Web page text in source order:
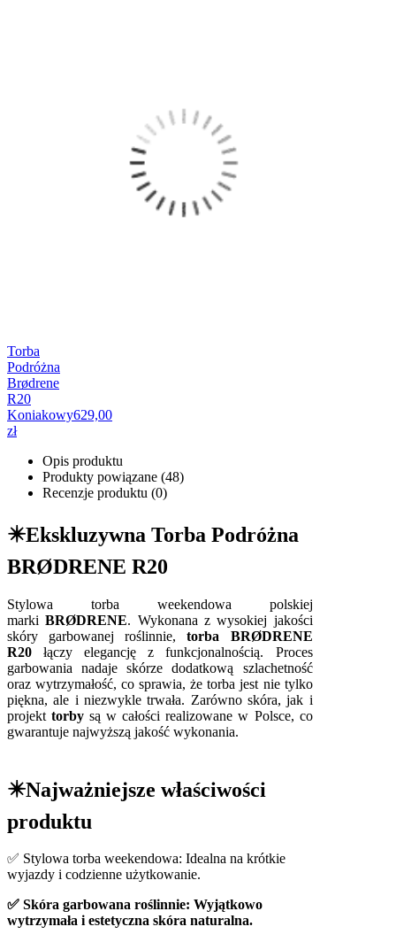
Torba
Podróżna
Brødrene
R20
Koniakowy629,00
zł
Opis produktu
Produkty powiązane (48)
Recenzje produktu (0)
✴️Ekskluzywna Torba Podróżna
BRØDRENE R20
Stylowa torba weekendowa polskiej
markiBRØDRENE. Wykonana z wysokiej jakości
skóry garbowanej roślinnie,torba BRØDRENE
R20 łączy elegancję z funkcjonalnością. Proces
garbowania nadaje skórze dodatkową szlachetność
oraz wytrzymałość, co sprawia, że torba jest nie tylko
piękna, ale i niezwykle trwała. Zarówno skóra, jak i
projekttorby są w całości realizowane w Polsce, co
gwarantuje najwyższą jakość wykonania.
✴️Najważniejsze właściwości
produktu
✅ Stylowa torba weekendowa: Idealna na krótkie
wyjazdy i codzienne użytkowanie.
✅ Skóra garbowana roślinnie: Wyjątkowo
wytrzymała i estetyczna skóra naturalna.